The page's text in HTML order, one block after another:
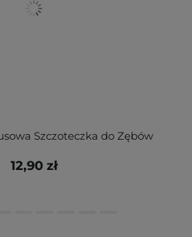
Szczoteczka do Zębów
12,90 zł